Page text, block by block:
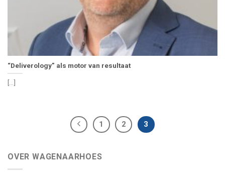
“Deliverology” als motor van resultaat
[...]
1 2 3
OVER WAGENAARHOES